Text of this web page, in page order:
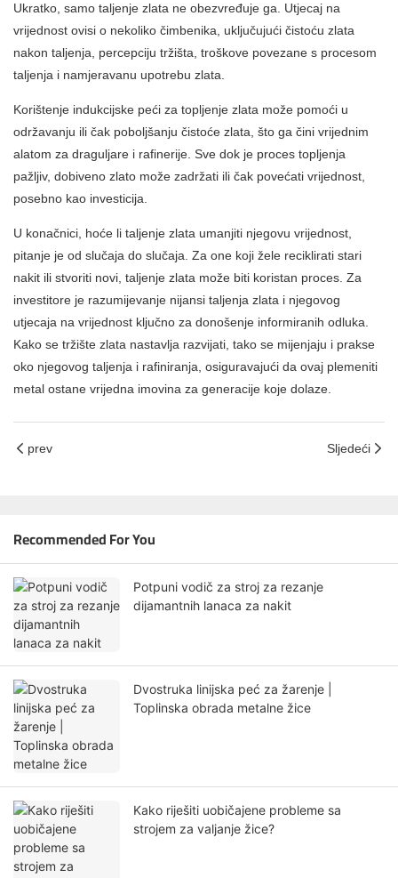
Ukratko, samo taljenje zlata ne obezvređuje ga. Utjecaj na
vrijednost ovisi o nekoliko čimbenika, uključujući čistoću zlata
nakon taljenja, percepciju tržišta, troškove povezane s procesom
taljenja i namjeravanu upotrebu zlata.
Korištenje indukcijske peći za topljenje zlata može pomoći u
održavanju ili čak poboljšanju čistoće zlata, što ga čini vrijednim
alatom za draguljare i rafinerije. Sve dok je proces topljenja
pažljiv, dobiveno zlato može zadržati ili čak povećati vrijednost,
posebno kao investicija.
U konačnici, hoće li taljenje zlata umanjiti njegovu vrijednost,
pitanje je od slučaja do slučaja. Za one koji žele reciklirati stari
nakit ili stvoriti novi, taljenje zlata može biti koristan proces. Za
investitore je razumijevanje nijansi taljenja zlata i njegovog
utjecaja na vrijednost ključno za donošenje informiranih odluka.
Kako se tržište zlata nastavlja razvijati, tako se mijenjaju i prakse
oko njegovog taljenja i rafiniranja, osiguravajući da ovaj plemeniti
metal ostane vrijedna imovina za generacije koje dolaze.
prev Sljedeći
Recommended For You
Potpuni vodič za stroj za rezanje
dijamantnih lanaca za nakit
Dvostruka linijska peć za žarenje |
Toplinska obrada metalne žice
Kako riješiti uobičajene probleme sa
strojem za valjanje žice?